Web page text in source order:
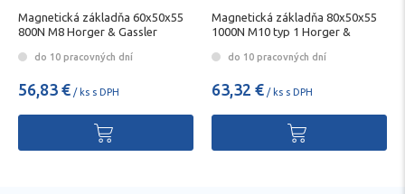
Magnetická základňa 60x50x55
800N M8 Horger & Gassler
do 10 pracovných dní
56,83 € / ks s DPH
Magnetická základňa 80x50x55
1000N M10 typ 1 Horger &
do 10 pracovných dní
63,32 € / ks s DPH